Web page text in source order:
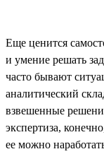
Еще ценится
и умение решать
часто бывают
аналитический
взвешенные
экспертиза,
ее можно